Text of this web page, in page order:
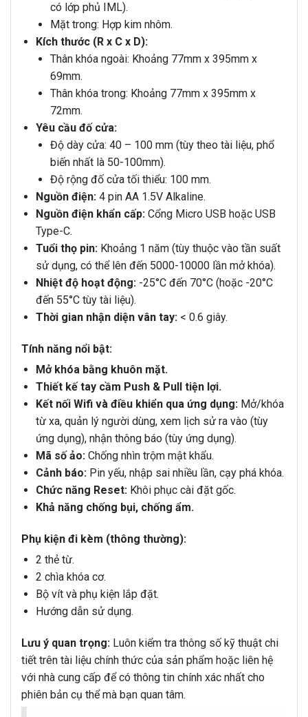
có lớp phủ IML).
Mặt trong: Hợp kim nhôm.
Kích thước (R x C x D):
Thân khóa ngoài: Khoảng 77mm x 395mm x
69mm.
Thân khóa trong: Khoảng 77mm x 395mm x
72mm.
Yêu cầu đố cửa:
Độ dày cửa: 40 – 100 mm (tùy theo tài liệu, phổ
biến nhất là 50-100mm).
Độ rộng đố cửa tối thiểu: 100 mm.
Nguồn điện:4 pin AA 1.5V Alkaline.
Nguồn điện khẩn cấp:Cổng Micro USB hoặc USB
Type-C.
Tuổi thọ pin:Khoảng 1 năm (tùy thuộc vào tần suất
sử dụng, có thể lên đến 5000-10000 lần mở khóa).
Nhiệt độ hoạt động:-25°C đến 70°C (hoặc -20°C
đến 55°C tùy tài liệu).
Thời gian nhận diện vân tay:< 0.6 giây.
Tính năng nổi bật:
Mở khóa bằng khuôn mặt.
Thiết kế tay cầm Push & Pull tiện lợi.
Kết nối Wifi và điều khiển qua ứng dụng:Mở/khóa
từ xa, quản lý người dùng, xem lịch sử ra vào (tùy
ứng dụng), nhận thông báo (tùy ứng dụng).
Mã số ảo:Chống nhìn trộm mật khẩu.
Cảnh báo:Pin yếu, nhập sai nhiều lần, cạy phá khóa.
Chức năng Reset:Khôi phục cài đặt gốc.
Khả năng chống bụi, chống ẩm.
Phụ kiện đi kèm (thông thường):
2 thẻ từ.
2 chìa khóa cơ.
Bộ vít và phụ kiện lắp đặt.
Hướng dẫn sử dụng.
Lưu ý quan trọng: Luôn kiểm tra thông số kỹ thuật chi
tiết trên tài liệu chính thức của sản phẩm hoặc liên hệ
với nhà cung cấp để có thông tin chính xác nhất cho
phiên bản cụ thể mà bạn quan tâm.